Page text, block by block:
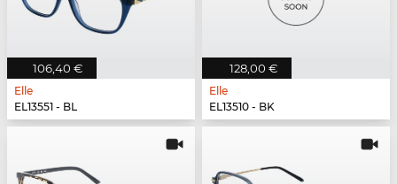
106,40 €
Elle
EL13551 - BL
128,00 €
Elle
EL13510 - BK